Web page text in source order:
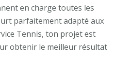
en charge toutes les
parfaitement adapté aux
Tennis, ton projet est
obtenir le meilleur résultat